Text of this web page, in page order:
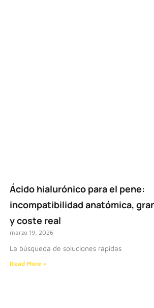
Ácido hialurónico para el pene:
incompatibilidad anatómica,
y coste real
marzo 19, 2026
La búsqueda de soluciones rápidas
Read More »